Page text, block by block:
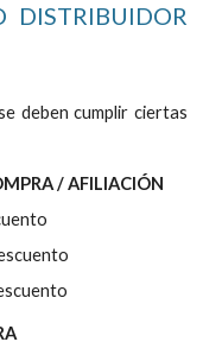
DISTRIBUIDOR
deben cumplir ciertas
/ AFILIACIÓN